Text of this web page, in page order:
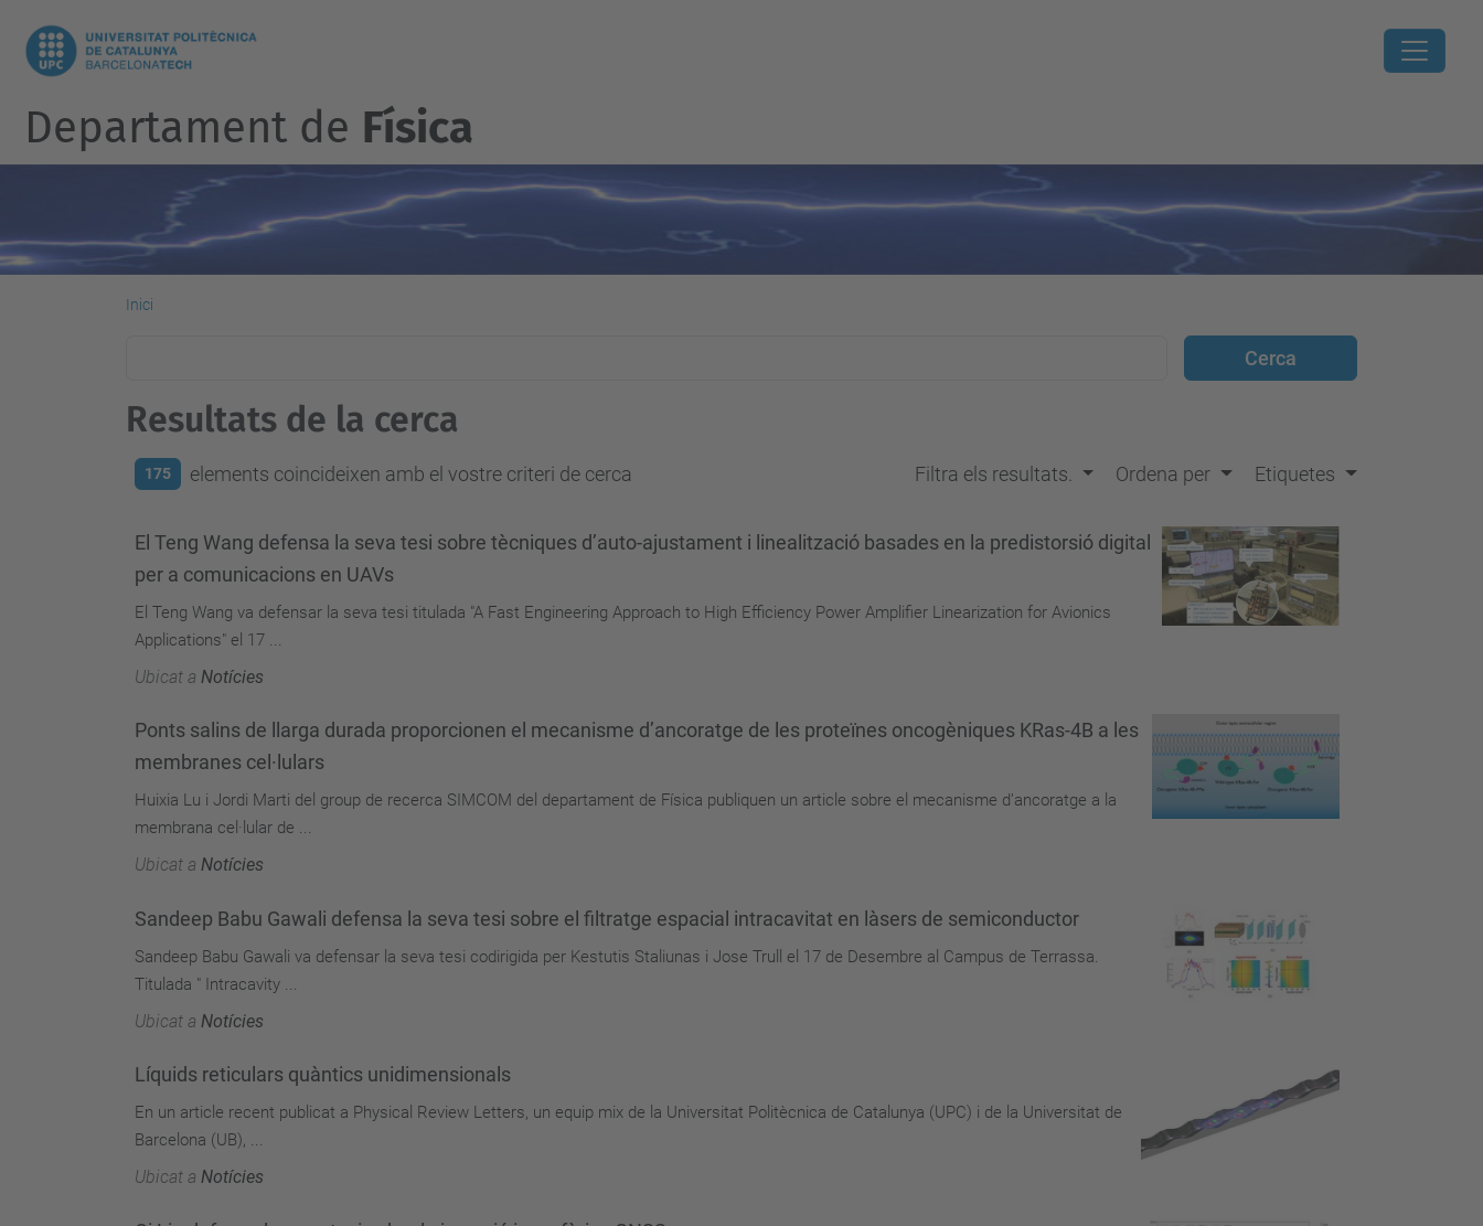
Departament de Física
Inici
Resultats de la cerca
175 elements coincideixen amb el vostre criteri de cerca Filtra els resultats. Ordena per Etiquetes
El Teng Wang defensa la seva tesi sobre tècniques d’auto-ajustament i linealització basades en la predistorsió digital
per a comunicacions en UAVs
El Teng Wang va defensar la seva tesi titulada "A Fast Engineering Approach to High Efficiency Power Amplifier Linearization for Avionics
Applications" el 17 ...
Ubicat a Notícies
Ponts salins de llarga durada proporcionen el mecanisme d’ancoratge de les proteïnes oncogèniques KRas-4B a les
membranes cel·lulars
Huixia Lu i Jordi Marti del group de recerca SIMCOM del departament de Física publiquen un article sobre el mecanisme d’ancoratge a la
membrana cel·lular de ...
Ubicat a Notícies
Sandeep Babu Gawali defensa la seva tesi sobre el filtratge espacial intracavitat en làsers de semiconductor
Sandeep Babu Gawali va defensar la seva tesi codirigida per Kestutis Staliunas i Jose Trull el 17 de Desembre al Campus de Terrassa.
Titulada " Intracavity ...
Ubicat a Notícies
Líquids reticulars quàntics unidimensionals
En un article recent publicat a Physical Review Letters, un equip mix de la Universitat Politècnica de Catalunya (UPC) i de la Universitat de
Barcelona (UB), ...
Ubicat a Notícies